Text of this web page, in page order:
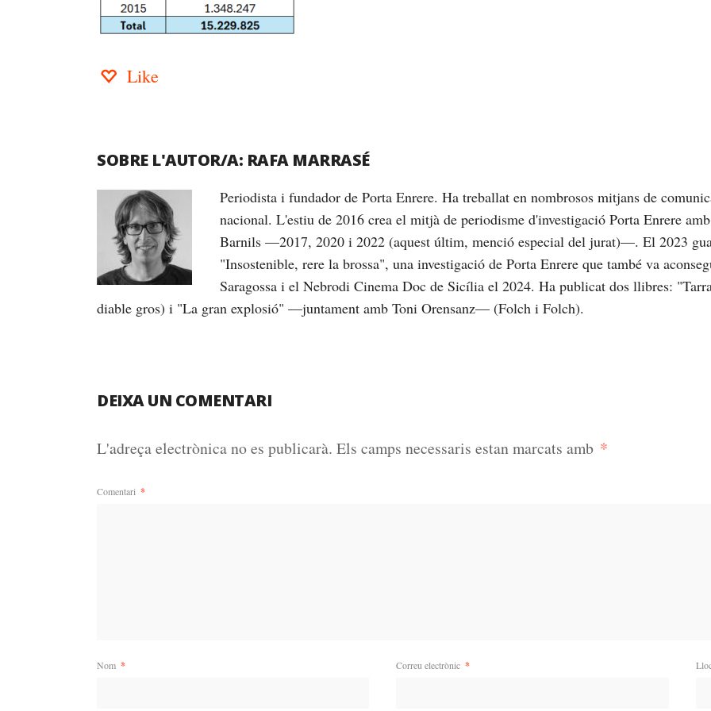
Like
SOBRE L'AUTOR/A: RAFA MARRASÉ
Periodista i fundador de Porta Enrere. Ha treballat en nombrosos mitjans de
nacional. L'estiu de 2016 crea el mitjà de periodisme d'investigació Porta Enrere
Barnils —2017, 2020 i 2022 (aquest últim, menció especial del jurat)—. El 2023
"Insostenible, rere la brossa", una investigació de Porta Enrere que també va
Saragossa i el Nebrodi Cinema Doc de Sicília el 2024. Ha publicat dos llibres:
diable gros) i "La gran explosió" —juntament amb Toni Orensanz— (Folch i Folch).
DEIXA UN COMENTARI
L'adreça electrònica no es publicarà. Els camps necessaris estan marcats amb *
Comentari *
Nom * Correu electrònic *